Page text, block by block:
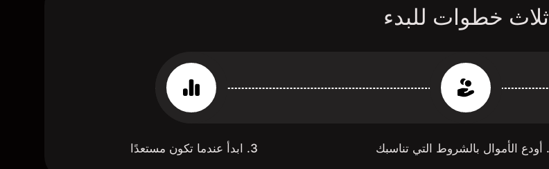
ثلاث خطوات للبدء
3. ابدأ عندما تكون مستعدًا